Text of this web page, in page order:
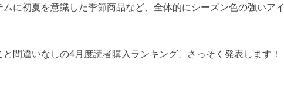
に初夏を意識した季節商品など、全体的にシーズン色の強いアイ
間違いなしの4月度読者購入ランキング、さっそく発表します！